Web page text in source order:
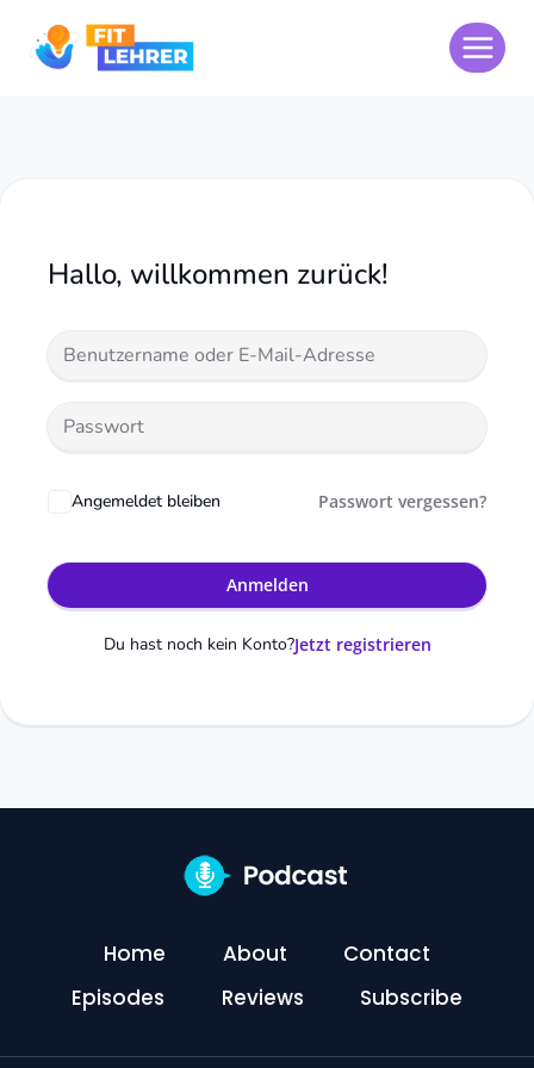
Inhalt
Hallo, willkommen zurück!
Angemeldet bleiben Passwort vergessen?
Anmelden
Du hast noch kein Konto?Jetzt registrieren
Home About
Contact
Episodes
Reviews Subscribe